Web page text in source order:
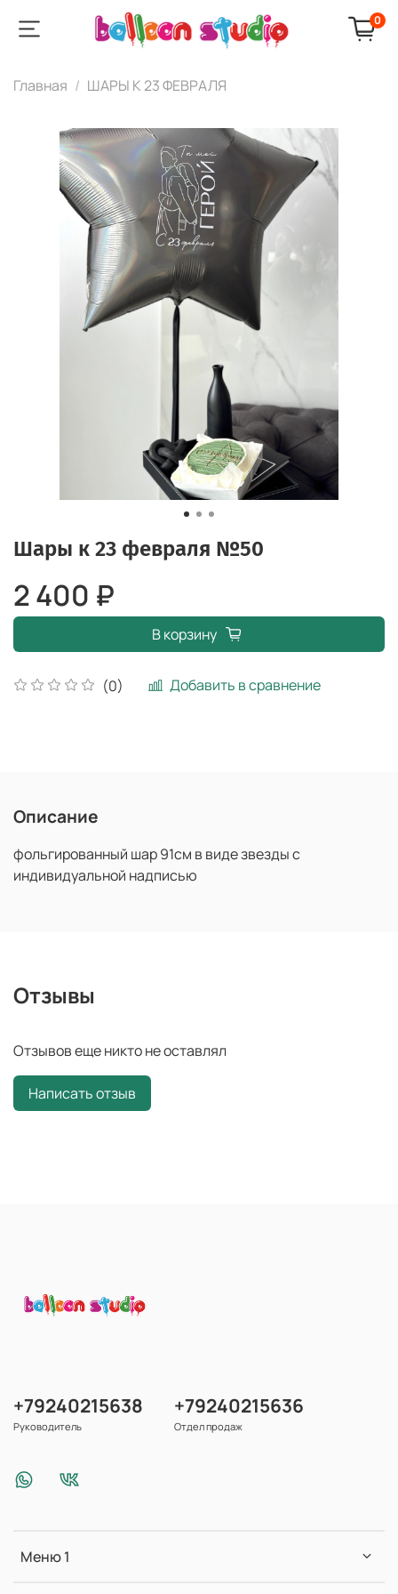
0
Главная ШАРЫ К 23 ФЕВРАЛЯ
Шары к 23 февраля №50
(0) Добавить в сравнение
2 400 ₽
В корзину
Описание
фольгированный шар 91см в виде звезды с
индивидуальной надписью
Отзывы
Отзывов еще никто не оставлял
Написать отзыв
Меню 1
+79240215638
Руководитель
+79240215636
Отдел продаж